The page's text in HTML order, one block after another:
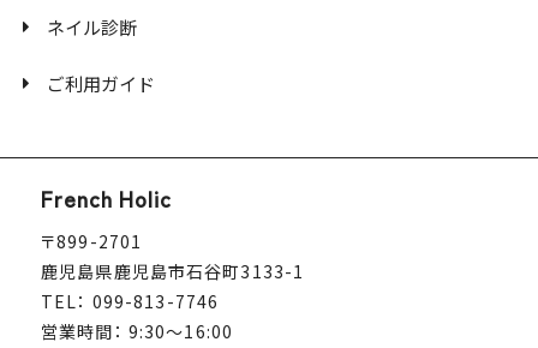
ネイル診断
ご利用ガイド
French Holic
〒899-2701
鹿児島県鹿児島市石谷町3133-1
TEL： 099-813-7746
営業時間： 9:30～16:00